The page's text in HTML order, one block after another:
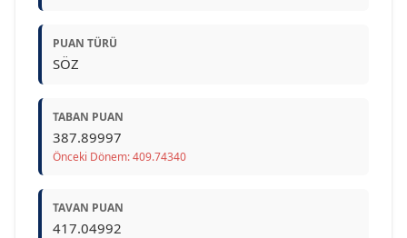
PUAN TÜRÜ
SÖZ
TABAN PUAN
387.89997
Önceki Dönem: 409.74340
TAVAN PUAN
417.04992